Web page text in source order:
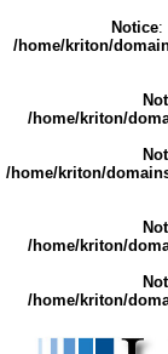
Notice:
/home/kriton/
/home/kriton/
/home/kriton/
/home/kriton/
/home/kriton/